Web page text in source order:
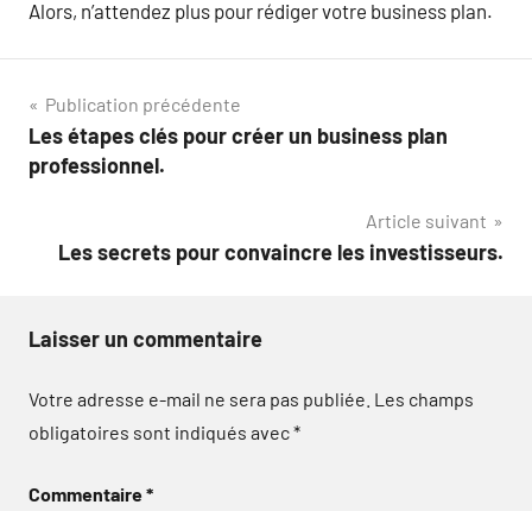
Alors, n’attendez plus pour rédiger votre business plan.
Navigation
de
Publication précédente
Les étapes clés pour créer un business plan
professionnel.
Article suivant
Les secrets pour convaincre les investisseurs.
Laisser un commentaire
Votre adresse e-mail ne sera pas publiée. Les champs
obligatoires sont indiqués avec*
Commentaire*